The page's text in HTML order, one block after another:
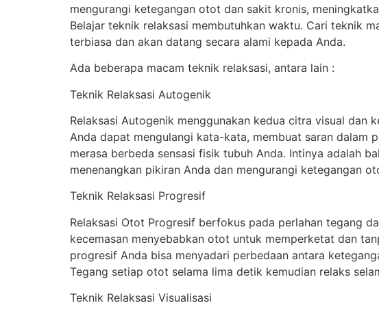
mengurangi ketegangan otot dan sakit kronis,
Belajar teknik relaksasi membutuhkan waktu. Cari teknik
terbiasa dan akan datang secara alami kepada Anda.
Ada beberapa macam teknik relaksasi, antara lain :
Teknik Relaksasi Autogenik
Relaksasi Autogenik menggunakan kedua citra visual dan
Anda dapat mengulangi kata-kata, membuat saran dalam
merasa berbeda sensasi fisik tubuh Anda. Intinya adalah
menenangkan pikiran Anda dan mengurangi ketegangan
Teknik Relaksasi Progresif
Relaksasi Otot Progresif berfokus pada perlahan tegang
kecemasan menyebabkan otot untuk memperketat dan
progresif Anda bisa menyadari perbedaan antara
Tegang setiap otot selama lima detik kemudian relaks
Teknik Relaksasi Visualisasi